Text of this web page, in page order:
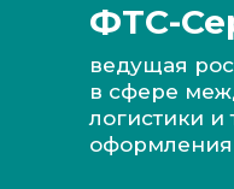
ведущая
в сфере
логистики
оформления
ФТС-